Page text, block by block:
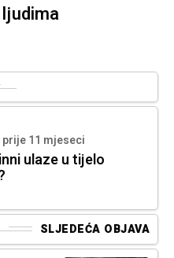
prije 11 mjeseci
ulaze u tijelo
SLJEDEĆA OBJAVA